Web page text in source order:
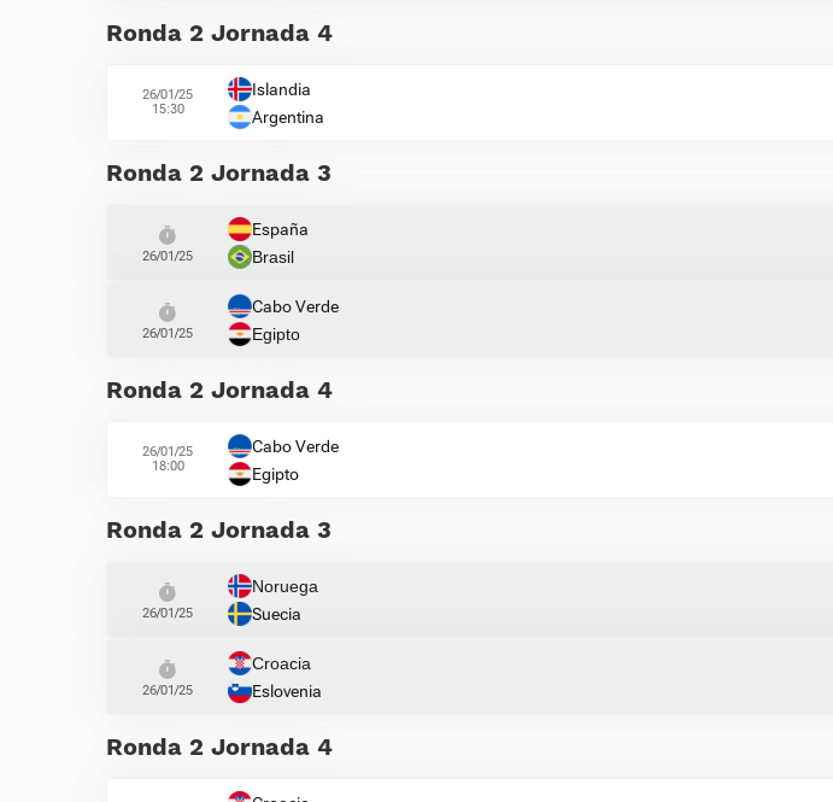
Ronda 2 Jornada 4
26/01/25
15:30
Islandia
Argentina
Ronda 2 Jornada 3
26/01/25
España
Brasil
26/01/25
Cabo Verde
Egipto
Ronda 2 Jornada 4
26/01/25
18:00
Cabo Verde
Egipto
Ronda 2 Jornada 3
26/01/25
Noruega
Suecia
26/01/25
Croacia
Eslovenia
Ronda 2 Jornada 4